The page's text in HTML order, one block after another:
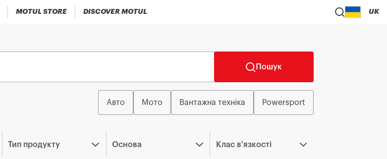
MOTUL STORE DISCOVER MOTUL UK
Пошук
Авто Мото Вантажна техніка Powersport
Тип продукту Основа Клас в'язкості